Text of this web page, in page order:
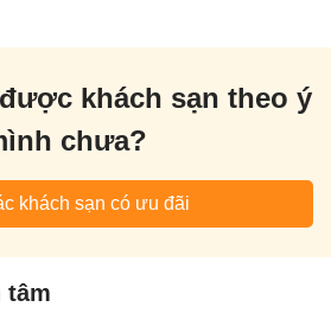
khách sạn theo ý
chưa?
khách sạn có ưu đãi
tâm